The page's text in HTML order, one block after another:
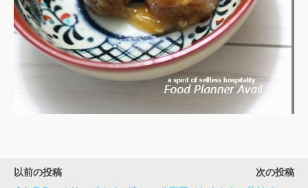
以前の投稿
次の投稿